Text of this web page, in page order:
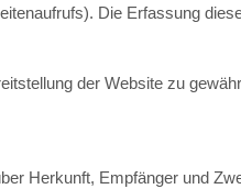
Die Erfassung
der Website zu
Herkunft, Empfänger und